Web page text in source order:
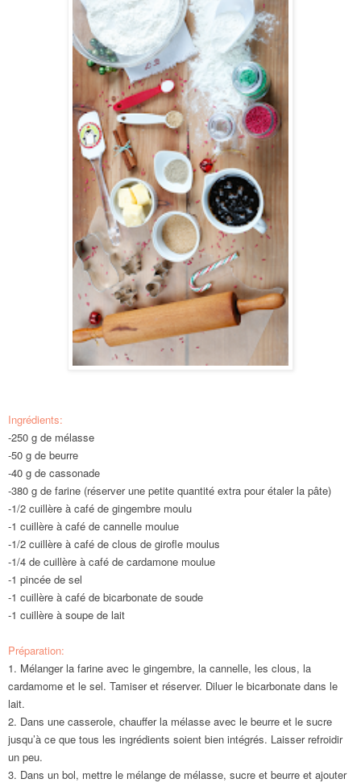
Ingrédients:
-250 g de mélasse
-50 g de beurre
-40 g de cassonade
-380 g de farine (réserver une petite quantité extra pour étaler la pâte)
-1/2 cuillère à café de gingembre moulu
-1 cuillère à café de cannelle moulue
-1/2 cuillère à café de clous de girofle moulus
-1/4 de cuillère à café de cardamone moulue
-1 pincée de sel
-1 cuillère à café de bicarbonate de soude
-1 cuillère à soupe de lait
Préparation:
1. Mélanger la farine avec le gingembre, la cannelle, les clous, la
cardamome et le sel. Tamiser et réserver. Diluer le bicarbonate dans le
lait.
2. Dans une casserole, chauffer la mélasse avec le beurre et le sucre
jusqu’à ce que tous les ingrédients soient bien intégrés. Laisser refroidir
un peu.
3. Dans un bol, mettre le mélange de mélasse, sucre et beurre et ajouter